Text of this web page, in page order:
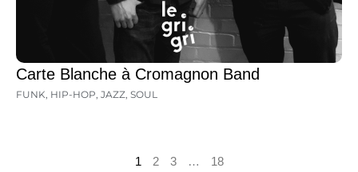
Carte Blanche à Cromagnon Band
FUNK, HIP-HOP, JAZZ, SOUL
1 2 3 … 18